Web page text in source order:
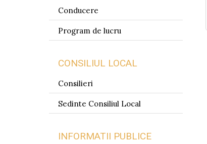
Conducere
Program de lucru
CONSILIUL LOCAL
Consilieri
Sedinte Consiliul Local
INFORMATII PUBLICE